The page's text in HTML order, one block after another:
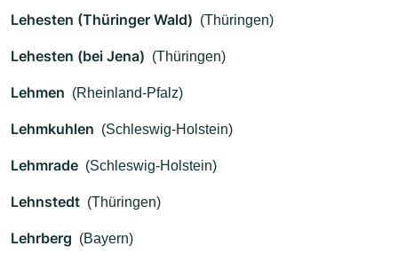
Lehesten (Thüringer Wald) (Thüringen)
Lehesten (bei Jena) (Thüringen)
Lehmen (Rheinland-Pfalz)
Lehmkuhlen (Schleswig-Holstein)
Lehmrade (Schleswig-Holstein)
Lehnstedt (Thüringen)
Lehrberg (Bayern)